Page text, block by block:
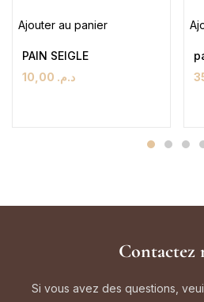
Ajouter au panier
PAIN SEIGLE
د.م.
Contactez
Si vous avez des questions,